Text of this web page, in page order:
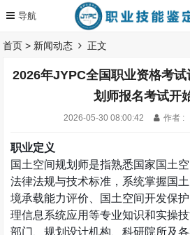
首页 > 新闻动态 正文
2026年JYPC全国职业资格考
划师报名考试开
2026-05-30 08:00:42 作者 :
职业定义
国土空间规划师是指熟悉国家国土
法律法规与技术标准，系统掌握国
境承载能力评价、国土空间开发保
理信息系统应用等专业知识和实操
部门、规划设计机构、科研院所及